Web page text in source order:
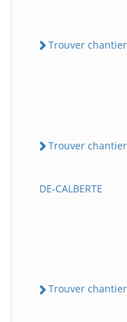
Trouver chantier
Trouver
DE-CALBERTE
Trouver